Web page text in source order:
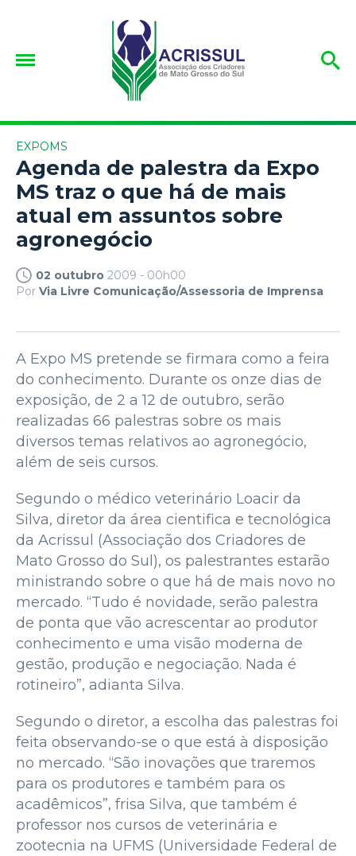
EXPOMS
Agenda de palestra da Expo
MS traz o que há de mais
atual em assuntos sobre
agronegócio
02 outubro 2009 - 00h00
Por Via Livre Comunicação/Assessoria de Imprensa
A Expo MS pretende se firmara como a feira
do conhecimento. Durante os onze dias de
exposição, de 2 a 12 de outubro, serão
realizadas 66 palestras sobre os mais
diversos temas relativos ao agronegócio,
além de seis cursos.
Segundo o médico veterinário Loacir da
Silva, diretor da área cientifica e tecnológica
da Acrissul (Associação dos Criadores de
Mato Grosso do Sul), os palestrantes estarão
ministrando sobre o que há de mais novo no
mercado. “Tudo é novidade, serão palestra
de ponta que vão acrescentar ao produtor
conhecimento e uma visão moderna de
gestão, produção e negociação. Nada é
rotineiro”, adianta Silva.
Segundo o diretor, a escolha das palestras foi
feita observando-se o que está à disposição
no mercado. “São inovações que traremos
para os produtores e também para os
acadêmicos”, frisa Silva, que também é
professor nos cursos de veterinária e
zootecnia na UFMS (Universidade Federal de